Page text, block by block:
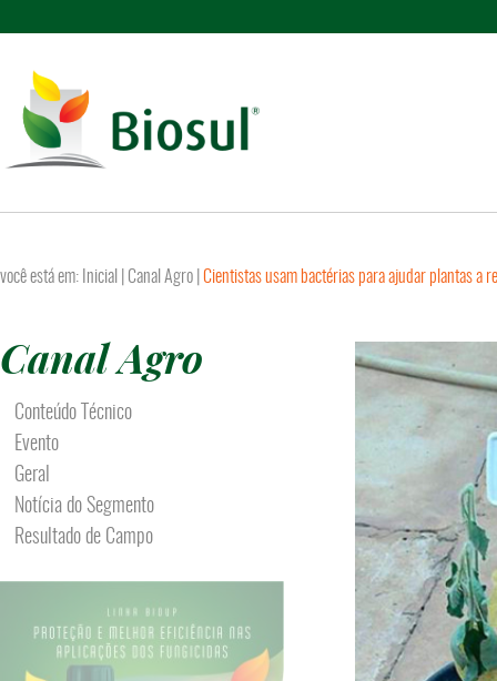
você está em: Inicial Canal Agro Cientistas usam bactérias para ajudar plantas a
Canal Agro
Conteúdo Técnico
Evento
Geral
Notícia do Segmento
Resultado de Campo